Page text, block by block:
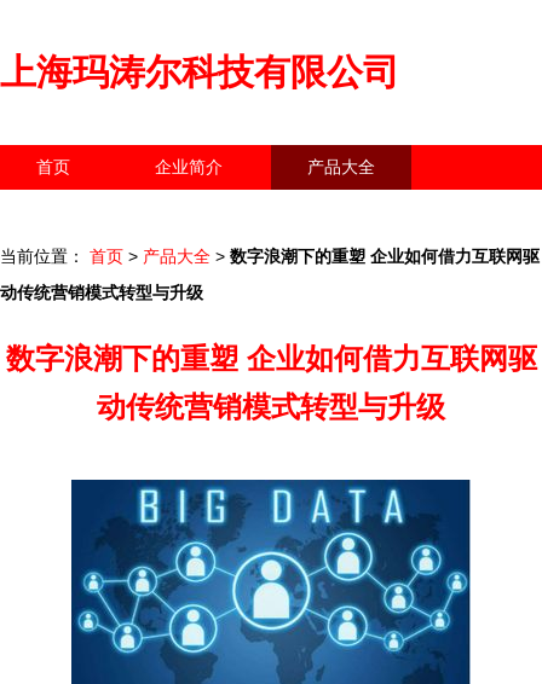
上海玛涛尔科技有限公司
首页 企业简介 产品大全
当前位置： 首页 > 产品大全 > 数字浪潮下的重塑 企业如何借力互联网驱
动传统营销模式转型与升级
数字浪潮下的重塑 企业如何借力互联网驱
动传统营销模式转型与升级